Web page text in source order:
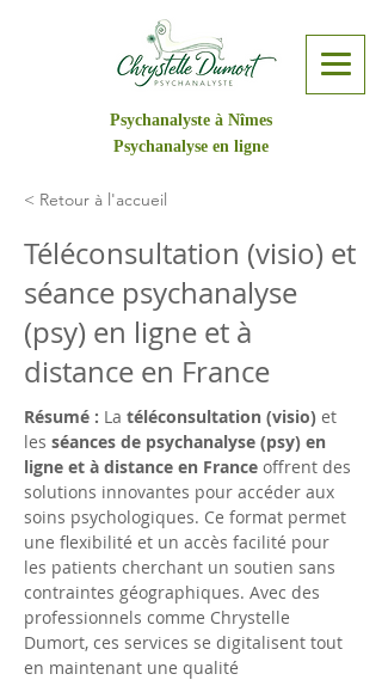
Psychanalyste à Nîmes
Psychanalyse en ligne
< Retour à l'accueil
Téléconsultation (visio) et
séance psychanalyse
(psy) en ligne et à
distance en France
Résumé : La téléconsultation (visio) et
les séances de psychanalyse (psy) en
ligne et à distance en France offrent des
solutions innovantes pour accéder aux
soins psychologiques. Ce format permet
une flexibilité et un accès facilité pour
les patients cherchant un soutien sans
contraintes géographiques. Avec des
professionnels comme Chrystelle
Dumort, ces services se digitalisent tout
en maintenant une qualité